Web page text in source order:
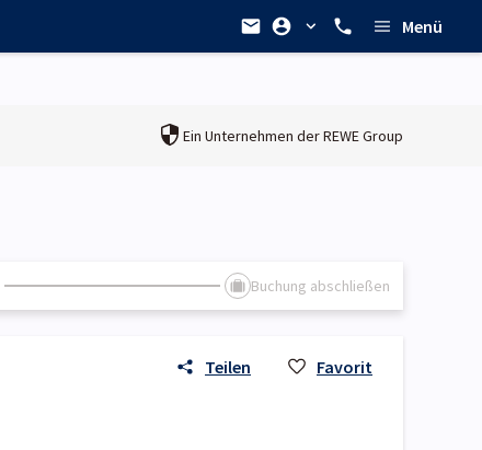
Menü
Ein Unternehmen derREWE Group
Buchung abschließen
Teilen Favorit